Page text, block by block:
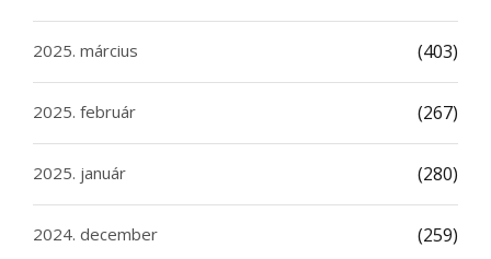
2025. március (403)
2025. február (267)
2025. január (280)
2024. december (259)